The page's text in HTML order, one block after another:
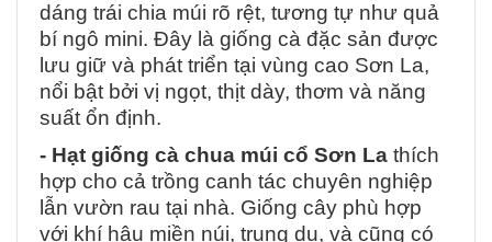
dáng trái chia múi rõ rệt, tương tự như quả
bí ngô mini. Đây là giống cà đặc sản được
lưu giữ và phát triển tại vùng cao Sơn La,
nổi bật bởi vị ngọt, thịt dày, thơm và năng
suất ổn định.
- Hạt giống cà chua múi cổ Sơn La thích
hợp cho cả trồng canh tác chuyên nghiệp
lẫn vườn rau tại nhà. Giống cây phù hợp
với khí hậu miền núi, trung du, và cũng có